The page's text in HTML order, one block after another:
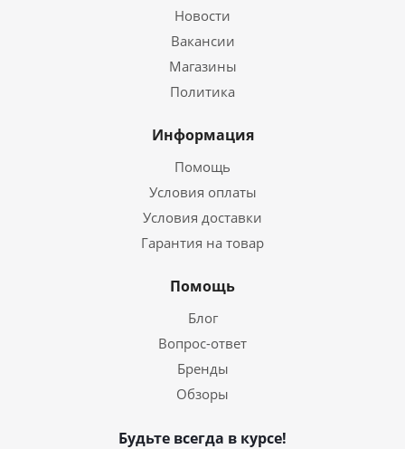
Новости
Вакансии
Магазины
Политика
Информация
Помощь
Условия оплаты
Условия доставки
Гарантия на товар
Помощь
Блог
Вопрос-ответ
Бренды
Обзоры
Будьте всегда в курсе!